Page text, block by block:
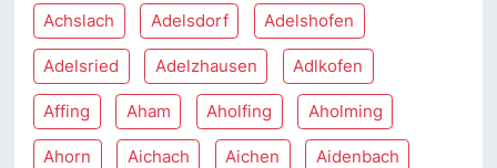
Achslach Adelsdorf Adelshofen
Adelsried Adelzhausen Adlkofen
Affing Aham Aholfing Aholming
Ahorn Aichach Aichen Aidenbach